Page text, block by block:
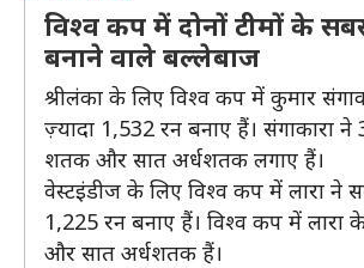
विश्व कप में दोनों टीमों के
बनाने वाले बल्लेबाज
श्रीलंका के लिए विश्व कप में कुमार
ज़्यादा 1,532 रन बनाए हैं। संगाकारा
शतक और सात अर्धशतक लगाए हैं।
वेस्टइंडीज के लिए विश्व कप में लारा ने
1,225 रन बनाए हैं। विश्व कप में लारा
और सात अर्धशतक हैं।